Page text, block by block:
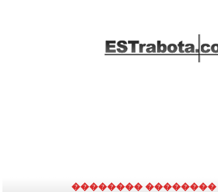
�������� ��������